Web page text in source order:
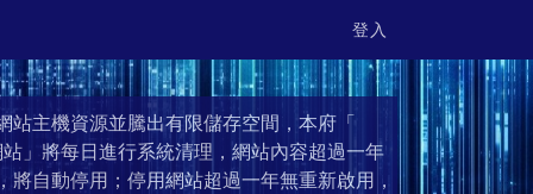
登入
站主機資源並騰出有限儲存空間，本府「
」將每日進行系統清理，網站內容超過一年
將自動停用；停用網站超過一年無重新啟用，